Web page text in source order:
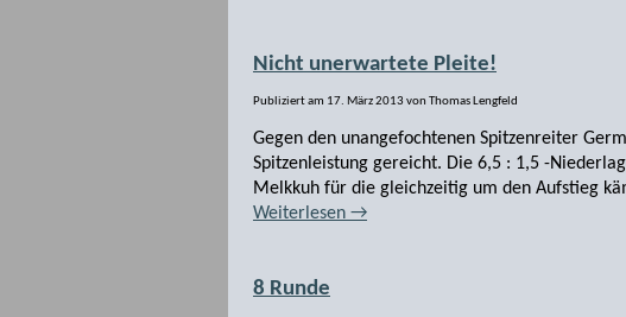
Nicht unerwartete Pleite!
Publiziert am 17. März 2013 vonThomas Lengfeld
Gegen den unangefochtenen Spitzenreiter
Spitzenleistung gereicht. Die 6,5 : 1,5 -
Melkkuh für die gleichzeitig um den Aufstieg
Weiterlesen →
8 Runde